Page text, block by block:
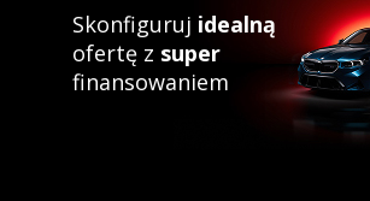
Skonfiguruj idealną
ofertę z super
finansowaniem